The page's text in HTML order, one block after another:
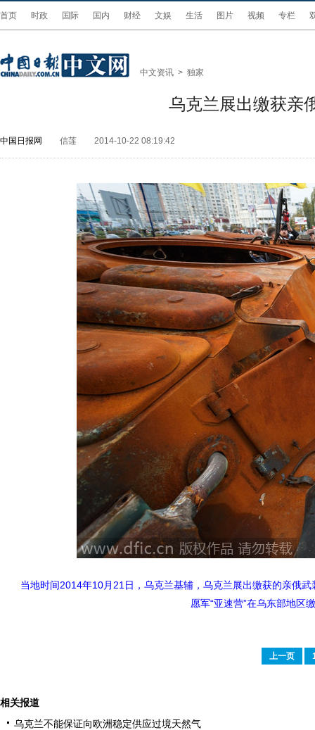
首页 时政 国际 国内 财经 文娱 生活 图片 视频 专栏
中文资讯 > 独家
乌克兰展出缴获亲
中国日报网 信莲 2014-10-22 08:19:42
当地时间2014年10月21日，乌克兰基辅，乌克兰展出缴获的亲俄
愿军“亚速营”在乌东部地区
上一页
相关报道
乌克兰不能保证向欧洲稳定供应过境天然气